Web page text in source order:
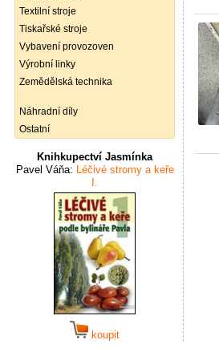
Textilní stroje
Tiskařské stroje
Vybavení provozoven
Výrobní linky
Zemědělská technika
Náhradní díly
Ostatní
Knihkupectví Jasmínka
Pavel Váňa: Léčivé stromy a keře
I.
koupit